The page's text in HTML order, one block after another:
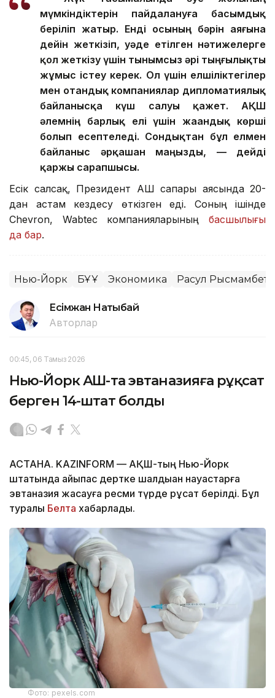
мүмкіндіктерін пайдалануға басымдық
беріліп жатыр. Енді осының бәрін аяғына
дейін жеткізіп, уәде етілген нәтижелерге
қол жеткізу үшін тынымсыз әрі тыңғылықты
жұмыс істеу керек. Ол үшін елшіліктегілер
мен отандық компаниялар дипломатиялық
байланысқа күш салуы қажет. АҚШ
әлемнің барлық елі үшін жаһандық көрші
болып есептеледі. Сондықтан бұл елмен
байланыс әрқашан маңызды, — дейді
қаржы сарапшысы.
Есік салсақ, Президент АҚШ сапары аясында 20-
дан астам кездесу өткізген еді. Соның ішінде
Chevron, Wabtec компанияларының басшылығы
да бар.
Нью-Йорк БҰҰ Экономика Расул
Есімжан Нақтыбай
Авторлар
00:45, 06 Тамыз 2026
Нью-Йорк АҚШ-та эвтаназияға рұқсат
берген 14-штат болды
АСТАНА. KAZINFORM — АҚШ-тың Нью-Йорк
штатында айықпас дертке шалдыққан науқастарға
эвтаназия жасауға ресми түрде рұқсат берілді. Бұл
туралы Белта хабарлады.
Фото: pexels.com